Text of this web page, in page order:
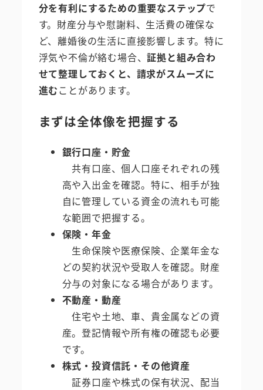
分を有利にするための重要なステップで
す。財産分与や慰謝料、生活費の確保な
ど、離婚後の生活に直接影響します。特に
浮気や不倫が絡む場合、証拠と組み合わ
せて整理しておくと、請求がスムーズに
進むことがあります。
まずは全体像を把握する
銀行口座・貯金
共有口座、個人口座それぞれの残
高や入出金を確認。特に、相手が独
自に管理している資金の流れも可能
な範囲で把握する。
保険・年金
生命保険や医療保険、企業年金な
どの契約状況や受取人を確認。財産
分与の対象になる場合があります。
不動産・動産
住宅や土地、車、貴金属などの資
産。登記情報や所有権の確認も必要
です。
株式・投資信託・その他資産
証券口座や株式の保有状況、配当